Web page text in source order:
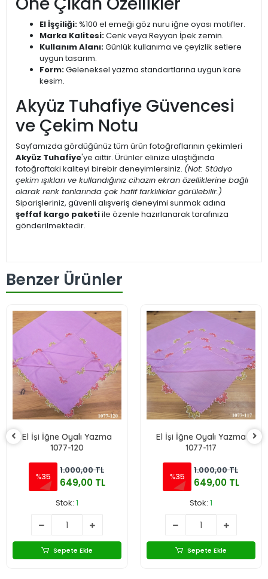
El İşçiliği: %100 el emeği göz nuru iğne oyası motifler.
Marka Kalitesi:Cenk veya Reyyan İpek zemin.
Kullanım Alanı:Günlük kullanıma ve çeyizlik setlere
uygun tasarım.
Form:Geleneksel yazma standartlarına uygun kare
kesim.
Akyüz Tuhafiye Güvencesi
ve Çekim Notu
Sayfamızda gördüğünüz tüm ürün fotoğraflarının çekimleri
Akyüz Tuhafiye'ye aittir. Ürünler elinize ulaştığında
fotoğraftaki kaliteyi birebir deneyimlersiniz. (Not: Stüdyo
çekim ışıkları ve kullandığınız cihazın ekran özelliklerine bağlı
olarak renk tonlarında çok hafif farklılıklar görülebilir.)
Siparişleriniz, güvenli alışveriş deneyimi sunmak adına
şeffaf kargo paketiile özenle hazırlanarak tarafınıza
gönderilmektedir.
Benzer Ürünler
El İşi İğne Oyalı Yazma
1077-120
%35
1.000,00 TL
649,00 TL
Stok: 1
Sepete Ekle
El İşi İğne Oyalı Yazma
1077-117
%35
1.000,00 TL
649,00 TL
Stok: 1
Sepete Ekle